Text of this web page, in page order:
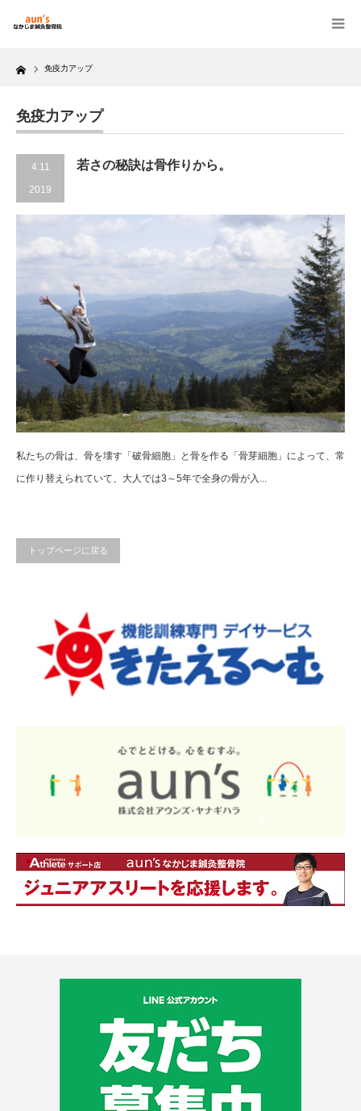
Home 免疫力アップ
免疫力アップ
4.11
2019
若さの秘訣は骨作りから。
私たちの骨は、骨を壊す「破骨細胞」と骨を作る「骨芽細胞」によって、常
に作り替えられていて、大人では3～5年で全身の骨が入...
トップページに戻る